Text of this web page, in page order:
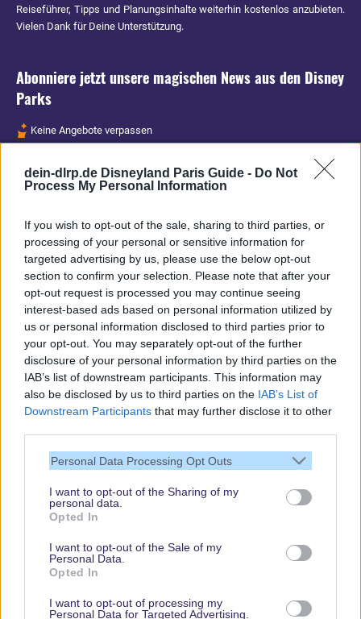
dein-dlrp.de Disneyland Paris Guide - Do Not
Process My Personal Information
If you wish to opt-out of the sale, sharing to third parties, or
processing of your personal or sensitive information for
targeted advertising by us, please use the below opt-out
section to confirm your selection. Please note that after your
opt-out request is processed you may continue seeing
interest-based ads based on personal information utilized by
us or personal information disclosed to third parties prior to
your opt-out. You may separately opt-out of the further
disclosure of your personal information by third parties on the
IAB’s list of downstream participants. This information may
also be disclosed by us to third parties on the IAB’s List of
Downstream Participants that may further disclose it to other
Personal Data Processing Opt Outs
I want to opt-out of the Sharing of my
personal data.
Opted In
I want to opt-out of the Sale of my
Personal Data.
Opted In
I want to opt-out of processing my
Personal Data for Targeted Advertising.
Reiseführer, Tipps und Planungsinhalte weiterhin kostenlos anzubieten.
Vielen Dank für Deine Unterstützung.
Abonniere jetzt unsere magischen News aus den Disney
Parks
Keine Angebote verpassen
Spannende Lesetipps
Vielen Dank,
dass Du unsere
Seite liest.
Schau regelmäßig
© dein-dlrp | Einige Elemente ©Disney. dein-dlrp ist ein Reiseführer für
Disneyland Paris & Walt Disney World und ist unabhängig von "The Walt